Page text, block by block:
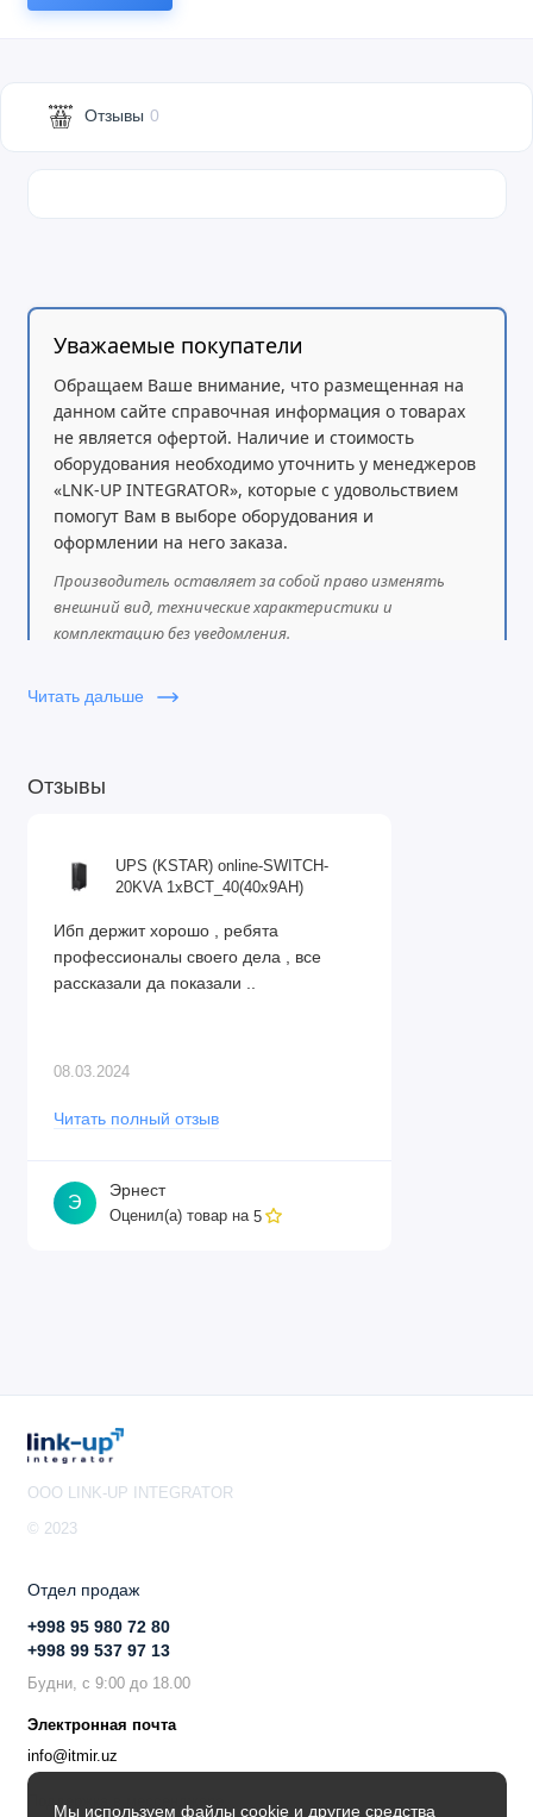
Отзывы 0
Уважаемые покупатели
Обращаем Ваше внимание, что размещенная на
данном сайте справочная информация о товарах
не является офертой. Наличие и стоимость
оборудования необходимо уточнить у менеджеров
«LNK-UP INTEGRATOR», которые с удовольствием
помогут Вам в выборе оборудования и
оформлении на него заказа.
Производитель оставляет за собой право изменять
внешний вид, технические характеристики и
комплектацию без уведомления.
Читать дальше
Отзывы
UPS (KSTAR) online-SWITCH-
20KVA 1xBCT_40(40x9AH)
Ибп держит хорошо , ребята
профессионалы своего дела , все
рассказали да показали ..
08.03.2024
Читать полный отзыв
Э
Эрнест
Оценил(а) товар на 5
Мы используем файлы cookie и другие средства
OOO LINK-UP INTEGRATOR
© 2023
Отдел продаж
+998 95 980 72 80
+998 99 537 97 13
Будни, с 9:00 до 18.00
Электронная почта
info@itmir.uz
Поддержка в мессенджере